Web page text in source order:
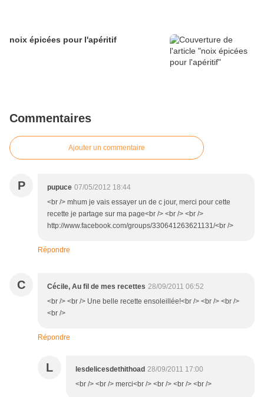
noix épicées pour l'apéritif
Commentaires
Ajouter un commentaire
P pupuce 07/05/2012 18:44
<br /> mhum je vais essayer un de c jour, merci pour cette
recette je partage sur ma page<br /> <br /> <br />
http://www.facebook.com/groups/330641263621131/<br />
Répondre
C Cécile, Au fil de mes recettes 28/09/2011 06:52
<br /> <br /> Une belle recette ensoleillée!<br /> <br /> <br />
<br />
Répondre
L lesdelicesdethithoad 28/09/2011 17:00
<br /> <br /> merci<br /> <br /> <br /> <br />